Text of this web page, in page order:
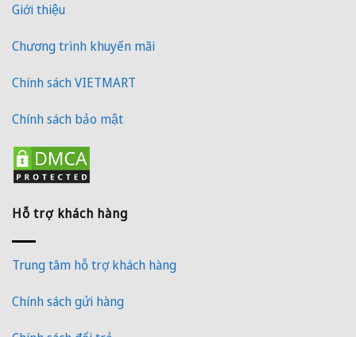
Giới thiệu
Chương trình khuyến mãi
Chính sách VIETMART
Chính sách bảo mật
Hỗ trợ khách hàng
Trung tâm hỗ trợ khách hàng
Chính sách gửi hàng